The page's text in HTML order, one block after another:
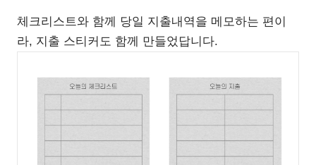
체크리스트와 함께 당일 지출내역을 메모하는 편이
라, 지출 스티커도 함께 만들었답니다.